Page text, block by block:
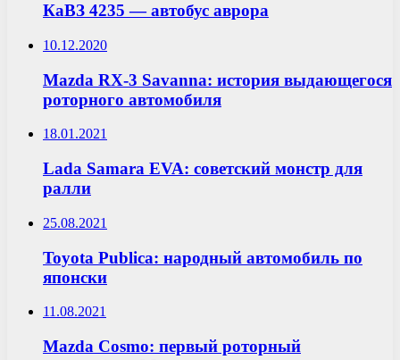
КаВЗ 4235 — автобус аврора
10.12.2020
Mazda RX-3 Savanna: история выдающегося
роторного автомобиля
18.01.2021
Lada Samara EVA: советский монстр для
ралли
25.08.2021
Toyota Publica: народный автомобиль по
японски
11.08.2021
Mazda Cosmo: первый роторный